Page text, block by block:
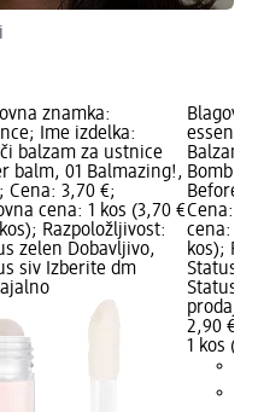
znamka:
Ime izdelka:
balzam za ustnice
balm, 01 Balmazing!,
Cena: 3,70 €;
cena: 1 kos (3,70 €
Razpoložljivost:
zelen Dobavljivo,
siv Izberite dm
Balzam
Bomb,
Before
Cena:
cena: 1
kos);
Status
Status
2,90 €
1 kos